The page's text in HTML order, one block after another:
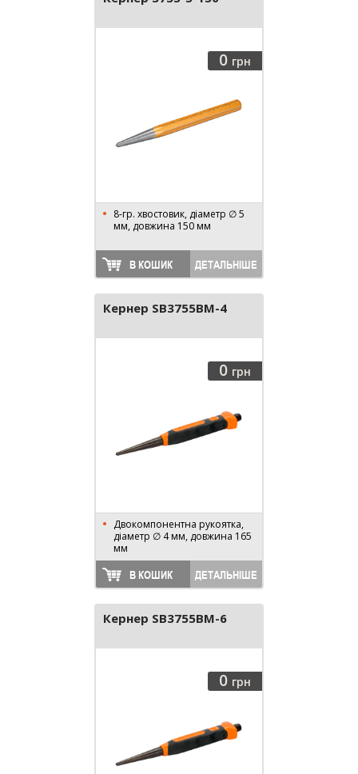
0 грн
8-гр. хвостовик, діаметр ∅ 5
мм, довжина 150 мм
В КОШИК ДЕТАЛЬНІШЕ
Кернер SB3755BM-4
0 грн
Двокомпонентна рукоятка,
діаметр ∅ 4 мм, довжина 165
мм
В КОШИК ДЕТАЛЬНІШЕ
Кернер SB3755BM-6
0 грн